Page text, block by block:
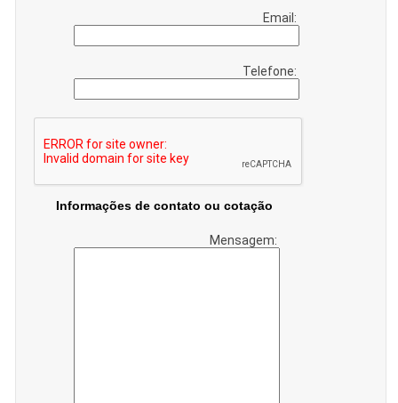
Email:
Telefone:
Informações de contato ou cotação
Mensagem: